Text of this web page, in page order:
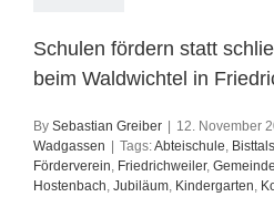
Schulen fördern statt
beim Waldwichtel in
By Sebastian Greiber 12. November
Wadgassen
Tags:Abteischule,
Förderverein, Friedrichweiler,
Hostenbach, Jubiläum, Kindergarten,